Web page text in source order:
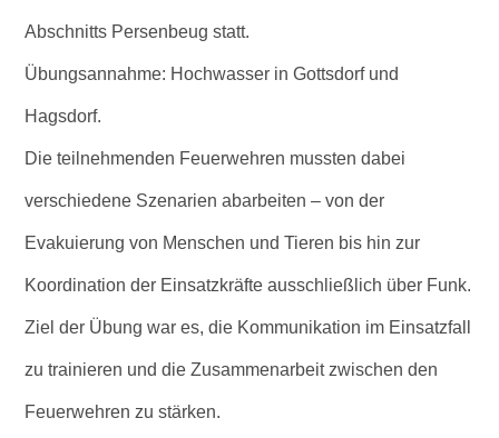
Abschnitts Persenbeug statt.
Übungsannahme: Hochwasser in Gottsdorf und
Hagsdorf.
Die teilnehmenden Feuerwehren mussten dabei
verschiedene Szenarien abarbeiten – von der
Evakuierung von Menschen und Tieren bis hin zur
Koordination der Einsatzkräfte ausschließlich über Funk.
Ziel der Übung war es, die Kommunikation im Einsatzfall
zu trainieren und die Zusammenarbeit zwischen den
Feuerwehren zu stärken.